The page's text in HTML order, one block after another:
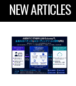
NEW ARTICLES